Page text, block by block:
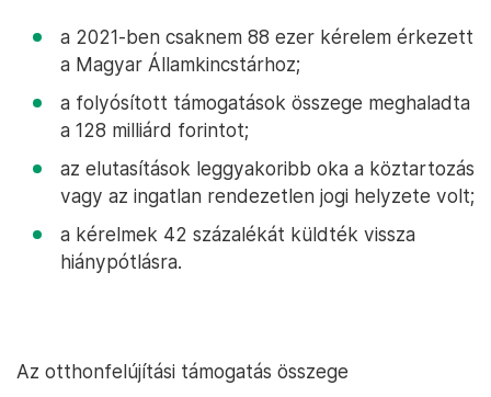
a 2021-ben csaknem 88 ezer kérelem érkezett
a Magyar Államkincstárhoz;
a folyósított támogatások összege meghaladta
a 128 milliárd forintot;
az elutasítások leggyakoribb oka a köztartozás
vagy az ingatlan rendezetlen jogi helyzete volt;
a kérelmek 42 százalékát küldték vissza
hiánypótlásra.
Az otthonfelújítási támogatás összege